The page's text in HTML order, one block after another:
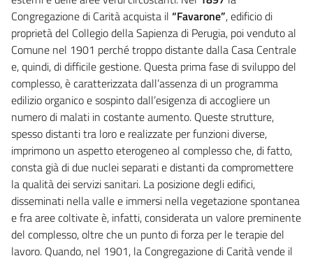
Congregazione di Carità acquista il “Favarone”, edificio di
proprietà del Collegio della Sapienza di Perugia, poi venduto al
Comune nel 1901 perché troppo distante dalla Casa Centrale
e, quindi, di difficile gestione. Questa prima fase di sviluppo del
complesso, è caratterizzata dall’assenza di un programma
edilizio organico e sospinto dall’esigenza di accogliere un
numero di malati in costante aumento. Queste strutture,
spesso distanti tra loro e realizzate per funzioni diverse,
imprimono un aspetto eterogeneo al complesso che, di fatto,
consta già di due nuclei separati e distanti da compromettere
la qualità dei servizi sanitari. La posizione degli edifici,
disseminati nella valle e immersi nella vegetazione spontanea
e fra aree coltivate è, infatti, considerata un valore preminente
del complesso, oltre che un punto di forza per le terapie del
lavoro. Quando, nel 1901, la Congregazione di Carità vende il